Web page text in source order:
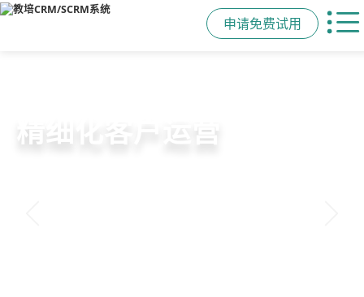
申请免费试用
以学员为中心，打通从引流、转化、
智能销售漏斗
精细化客户运营
私域招生与裂变